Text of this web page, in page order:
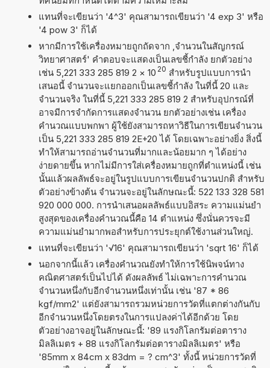
แทนที่จะเขียนว่า '4^3' คุณสามารถเขียนว่า '4 exp 3' หรือ
'4 pow 3' ก็ได้
หากมีการใช้เครื่องหมายถูกถัดจาก ,จำนวนในสัญกรณ์
วิทยาศาสตร์' คำตอบจะแสดงเป็นเลขชี้กำลัง ยกตัวอย่าง
เช่น 5,221 333 285 819 2 × 10 20 สำหรับรูปแบบการนำ
เสนอนี้ จำนวนจะแยกออกเป็นเลขชี้กำลัง ในที่นี้ 20 และ
จำนวนจริง ในที่นี้ 5,221 333 285 819 2 สำหรับอุปกรณ์ที่
อาจมีการจำกัดการแสดงจำนวน ยกตัวอย่างเช่น เครื่อง
คำนวณแบบพกพา ผู้ใช้ยังสามารถหาวิธีในการเขียนจำนวน
เป็น 5,221 333 285 819 2E+20 ได้ โดยเฉพาะอย่างยิ่ง สิ่งนี้
ทำให้สามารถอ่านจำนวนที่มากและน้อยมาก ๆ ได้อย่าง
ง่ายดายขึ้น หากไม่มีการใส่เครื่องหมายถูกที่ตำแหน่งนี้ เช่น
นั้นแล้วผลลัพธ์จะอยู่ในรูปแบบการเขียนจำนวนปกติ สำหรับ
ตัวอย่างข้างต้น จำนวนจะอยู่ในลักษณะนี้: 522 133 328 581
920 000 000. การนำเสนอผลลัพธ์แบบอิสระ ความแม่นยำ
สูงสุดของเครื่องคำนวณนี้คือ 14 ตำแหน่ง ซึ่งนั่นควรจะมี
ความแม่นยำมากพอสำหรับการประยุกต์ใช้งานส่วนใหญ่.
แทนที่จะเขียนว่า '√16' คุณสามารถเขียนว่า 'sqrt 16' ก็ได้
นอกจากนี้แล้ว เครื่องคำนวณยังทำให้การใช้นิพจน์ทาง
คณิตศาสตร์เป็นไปได้ ดังผลลัพธ์ ไม่เฉพาะการคำนวณ
จำนวนหนึ่งกับอีกจำนวนหนึ่งเท่านั้น เช่น '87 * 86
kgf/mm2' แต่ยังสามารถรวมหน่วยการวัดที่แตกต่างกันกับ
อีกจำนวนหนึ่งโดยตรงในการแปลงค่าได้อีกด้วย โดย
ตัวอย่างอาจอยู่ในลักษณะนี้: '89 แรงกิโลกรัมต่อตาราง
มิลลิเมตร + 88 แรงกิโลกรัมต่อตารางมิลลิเมตร' หรือ
'85mm x 84cm x 83dm = ? cm^3' ทั้งนี้ หน่วยการวัดที่